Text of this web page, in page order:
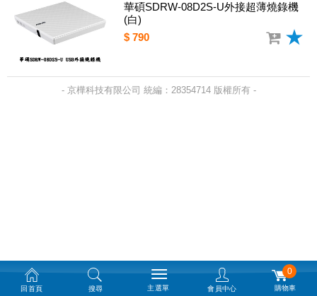
華碩SDRW-08D2S-U外接超薄燒錄機
(白)
$ 790
- 京樺科技有限公司 統編：28354714 版權所有 -
回首頁 搜尋 主選單 會員中心
0
購物車